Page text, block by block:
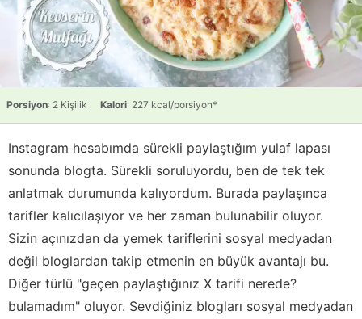
Porsiyon: 2 Kişilik Kalori: 227 kcal/porsiyon*
Instagram hesabımda sürekli paylaştığım yulaf lapası
sonunda blogta. Sürekli soruluyordu, ben de tek tek
anlatmak durumunda kalıyordum. Burada paylaşınca
tarifler kalıcılaşıyor ve her zaman bulunabilir oluyor.
Sizin açınızdan da yemek tariflerini sosyal medyadan
değil bloglardan takip etmenin en büyük avantajı bu.
Diğer türlü "geçen paylaştığınız X tarifi nerede?
bulamadım" oluyor. Sevdiğiniz blogları sosyal medyadan